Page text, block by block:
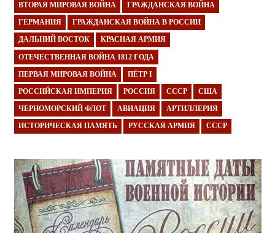
ВТОРАЯ МИРОВАЯ ВОЙНА ГРАЖДАНСКАЯ ВОЙНА
ГЕРМАНИЯ ГРАЖДАНСКАЯ ВОЙНА В РОССИИ
ДАЛЬНИЙ ВОСТОК КРАСНАЯ АРМИЯ
ОТЕЧЕСТВЕННАЯ ВОЙНА 1812 ГОДА
ПЕРВАЯ МИРОВАЯ ВОЙНА ПЁТР I
РОССИЙСКАЯ ИМПЕРИЯ РОССИЯ СССР США
ЧЕРНОМОРСКИЙ ФЛОТ АВИАЦИЯ АРТИЛЛЕРИЯ
ИСТОРИЧЕСКАЯ ПАМЯТЬ РУССКАЯ АРМИЯ СССР